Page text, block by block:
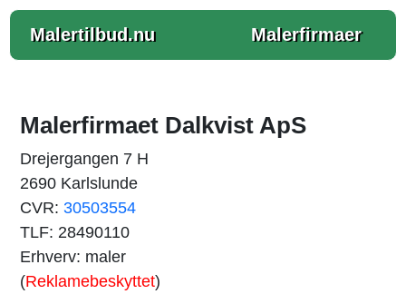
Malertilbud.nu Malerfirmaer
Malerfirmaet Dalkvist ApS
Drejergangen 7 H
2690 Karlslunde
CVR: 30503554
TLF: 28490110
Erhverv: maler
(Reklamebeskyttet)